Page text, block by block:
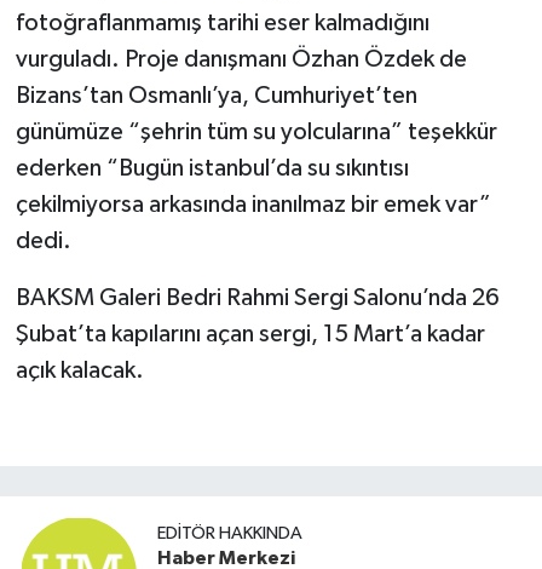
fotoğraflanmamış tarihi eser kalmadığını
vurguladı. Proje danışmanı Özhan Özdek de
Bizans’tan Osmanlı’ya, Cumhuriyet’ten
günümüze “şehrin tüm su yolcularına” teşekkür
ederken “Bugün istanbul’da su sıkıntısı
çekilmiyorsa arkasında inanılmaz bir emek var”
dedi.
BAKSM Galeri Bedri Rahmi Sergi Salonu’nda 26
Şubat’ta kapılarını açan sergi, 15 Mart’a kadar
açık kalacak.
EDITÖR HAKKINDA
Haber Merkezi